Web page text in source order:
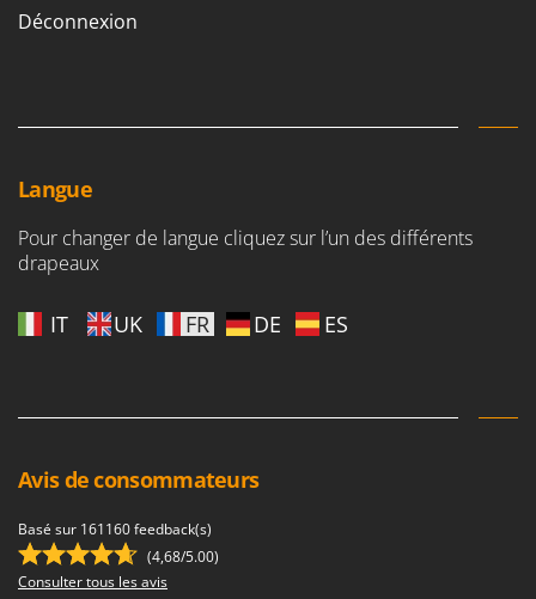
Déconnexion
Langue
Pour changer de langue cliquez sur l’un des différents
drapeaux
IT UK FR DE ES
Avis de consommateurs
Basé sur 161160 feedback(s)
(4,68/5.00)
Consulter tous les avis